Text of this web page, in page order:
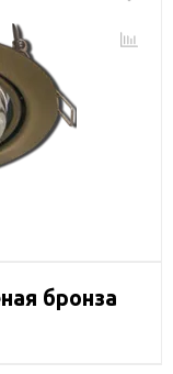
бронза